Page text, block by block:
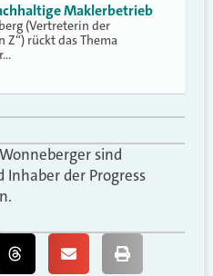
Maklerbetrieb
(Vertreterin der
rückt das Thema
sind
der Progress